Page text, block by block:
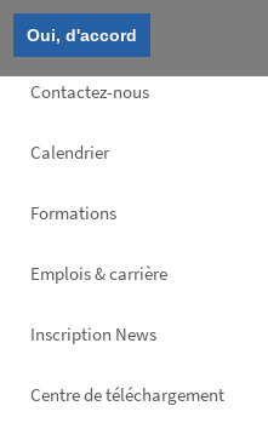
Oui, d'accord
Footer
Contactez-nous
Calendrier
Formations
Emplois & carrière
Inscription News
Footer
Centre de téléchargement